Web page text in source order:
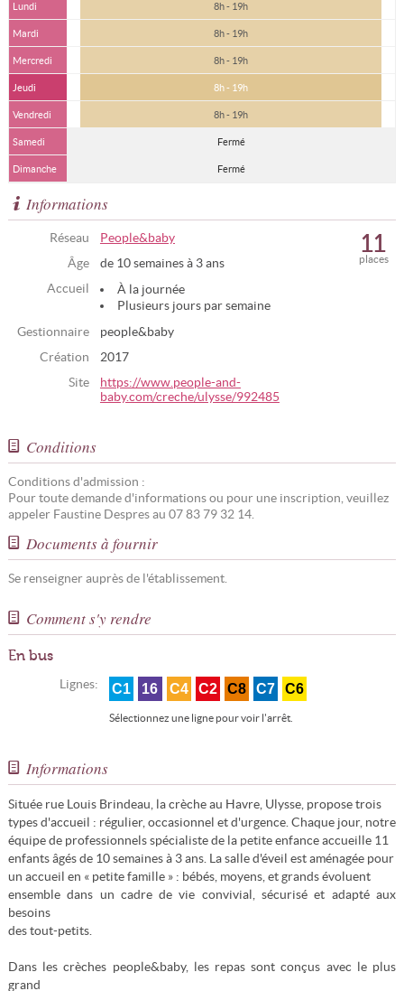
Lundi 8h - 19h
Mardi 8h - 19h
Mercredi 8h - 19h
Jeudi 8h - 19h
Vendredi 8h - 19h
Samedi Fermé
Dimanche Fermé
Informations
Réseau
People&baby
Âge
de 10 semaines à 3 ans
Accueil
À la journée
Plusieurs jours par semaine
Gestionnaire
people&baby
Création
2017
Site
https://www.people-and-
baby.com/creche/ulysse/992485
places
11
Conditions
Conditions d'admission :
Pour toute demande d'informations ou pour une inscription, veuillez
appeler Faustine Despres au 07 83 79 32 14.
Documents à fournir
Se renseigner auprès de l'établissement.
Comment s'y rendre
En bus
Lignes: C1 16 C4 C2 C8 C7 C6
Sélectionnez une ligne pour voir l'arrêt.
Informations
Située rue Louis Brindeau, la crèche au Havre, Ulysse, propose trois
types d'accueil : régulier, occasionnel et d'urgence. Chaque jour, notre
équipe de professionnels spécialiste de la petite enfance accueille 11
enfants âgés de 10 semaines à 3 ans. La salle d'éveil est aménagée pour
un accueil en « petite famille » : bébés, moyens, et grands évoluent
ensemble dans un cadre de vie convivial, sécurisé et adapté aux
besoins
des tout-petits.
Dans les crèches people&baby, les repas sont conçus avec le plus
grand